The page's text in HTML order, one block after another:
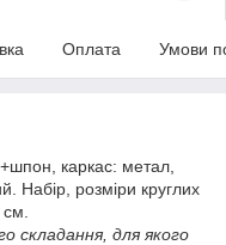
Оплата Умови
каркас: метал,
Набір, розміри круглих
складання, для якого